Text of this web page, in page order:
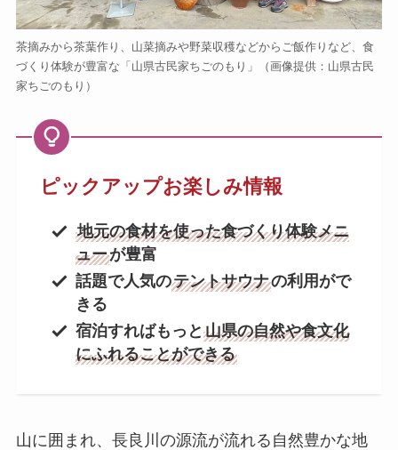
茶摘みから茶葉作り、山菜摘みや野菜収穫などからご飯作りなど、食
づくり体験が豊富な「山県古民家ちごのもり」（画像提供：山県古民
家ちごのもり）
ピックアップお楽しみ情報
地元の食材を使った食づくり体験メニ
ューが豊富
話題で人気のテントサウナの利用がで
きる
宿泊すればもっと山県の自然や食文化
にふれることができる
山に囲まれ、長良川の源流が流れる自然豊かな地